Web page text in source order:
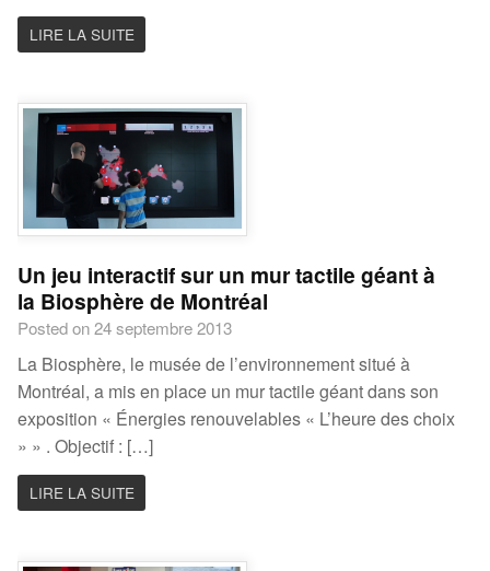
LIRE LA SUITE
Un jeu interactif sur un mur tactile géant à
la Biosphère de Montréal
Posted on 24 septembre 2013
La Biosphère, le musée de l’environnement situé à
Montréal, a mis en place un mur tactile géant dans son
exposition « Énergies renouvelables « L’heure des choix
» » . Objectif : […]
LIRE LA SUITE